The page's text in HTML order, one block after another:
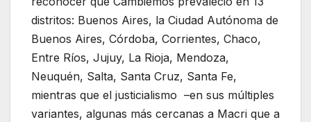
distritos: Buenos Aires, la Ciudad Autónoma de
Buenos Aires, Córdoba, Corrientes, Chaco,
Entre Ríos, Jujuy, La Rioja, Mendoza,
Neuquén, Salta, Santa Cruz, Santa Fe,
mientras que el justicialismo –en sus múltiples
variantes, algunas más cercanas a Macri que a